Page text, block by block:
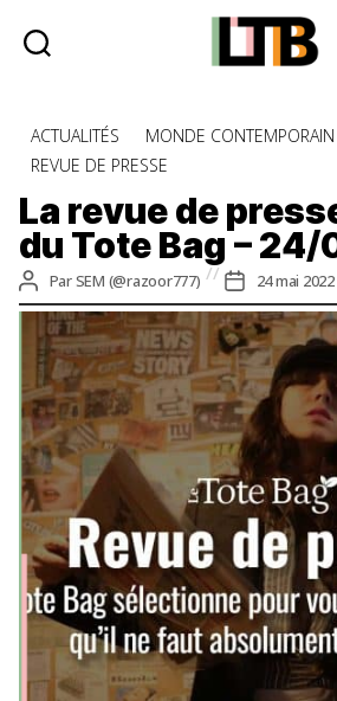
Bag
Média
Catégories
ACTUALITÉS
MONDE CONTEMPORAIN
REVUE DE PRESSE
La revue de
du Tote Bag –
Auteur
de
l’article
ParSEM (@razoor777)
Date
de
l’article
24 mai 2022